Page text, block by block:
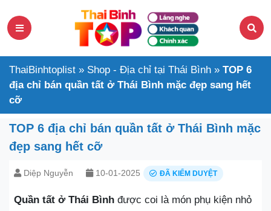
ThaiBinhtoplist » Shop - Địa chỉ tại Thái Bình » TOP 6
địa chỉ bán quần tất ở Thái Bình mặc đẹp sang hết
cỡ
TOP 6 địa chỉ bán quần tất ở Thái Bình mặc
đẹp sang hết cỡ
Diệp Nguyễn 10-01-2025 ĐÃ KIỂM DUYỆT
Quần tất ở Thái Bình được coi là món phụ kiện nhỏ